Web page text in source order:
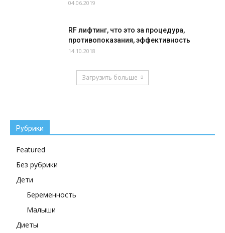
04.06.2019
RF лифтинг, что это за процедура,
противопоказания, эффективность
14.10.2018
Загрузить больше
Рубрики
Featured
Без рубрики
Дети
Беременность
Малыши
Диеты